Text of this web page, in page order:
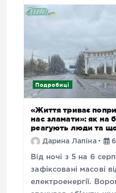
Подробиці
«Життя триває
нас зламати»: як на
реагують люди та
Дарина Лапіна
Від ночі з 5 на 6
зафіксовані масові
електроенергії.